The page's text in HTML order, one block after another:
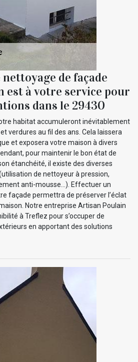
de façade
est à votre service pour
dans le 29430
habitat accumuleront inévitablement
verdures au fil des ans. Cela laissera
et exposera votre maison à divers
pour maintenir le bon état de
étanchéité, il existe des diverses
de nettoyeur à pression,
anti-mousse…). Effectuer un
façade permettra de préserver l’éclat
Notre entreprise Artisan Poulain
à Treflez pour s’occuper de
en apportant des solutions